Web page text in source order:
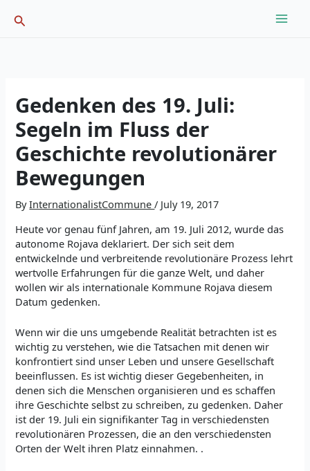
Search
Gedenken des 19. Juli:
Segeln im Fluss der
Geschichte revolutionärer
Bewegungen
ByInternationalistCommune/ July 19, 2017
Heute vor genau fünf Jahren, am 19. Juli 2012, wurde das
autonome Rojava deklariert. Der sich seit dem
entwickelnde und verbreitende revolutionäre Prozess lehrt
wertvolle Erfahrungen für die ganze Welt, und daher
wollen wir als internationale Kommune Rojava diesem
Datum gedenken.
Wenn wir die uns umgebende Realität betrachten ist es
wichtig zu verstehen, wie die Tatsachen mit denen wir
konfrontiert sind unser Leben und unsere Gesellschaft
beeinflussen. Es ist wichtig dieser Gegebenheiten, in
denen sich die Menschen organisieren und es schaffen
ihre Geschichte selbst zu schreiben, zu gedenken. Daher
ist der 19. Juli ein signifikanter Tag in verschiedensten
revolutionären Prozessen, die an den verschiedensten
Orten der Welt ihren Platz einnahmen. .